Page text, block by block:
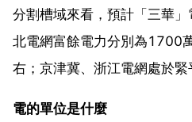
分割槽域來看，預計「三華
北電網富餘電力分別為1700
右；京津冀、浙江電網處於緊
電的單位是什麼